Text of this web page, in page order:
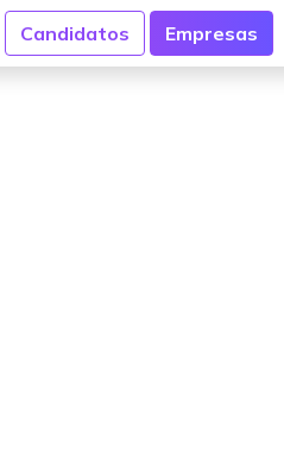
Candidatos Empresas